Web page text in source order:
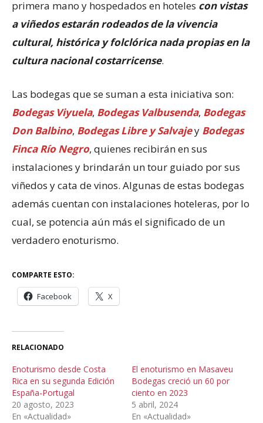
primera mano y hospedados en hoteles con vistas
a viñedos estarán rodeados de la vivencia
cultural, histórica y folclórica nada propias en la
cultura nacional costarricense.
Las bodegas que se suman a esta iniciativa son:
Bodegas Viyuela, Bodegas Valbusenda, Bodegas
Don Balbino, Bodegas Libre y Salvajey Bodegas
Finca Río Negro, quienes recibirán en sus
instalaciones y brindarán un tour guiado por sus
viñedos y cata de vinos. Algunas de estas bodegas
además cuentan con instalaciones hoteleras, por lo
cual, se potencia aún más el significado de un
verdadero enoturismo.
COMPARTE ESTO:
Facebook X
RELACIONADO
Enoturismo desde Costa
Rica en su segunda Edición
España-Portugal
20 agosto, 2023
En «Actualidad»
El enoturismo en Masaveu
Bodegas creció un 60 por
ciento en 2023
5 abril, 2024
En «Actualidad»